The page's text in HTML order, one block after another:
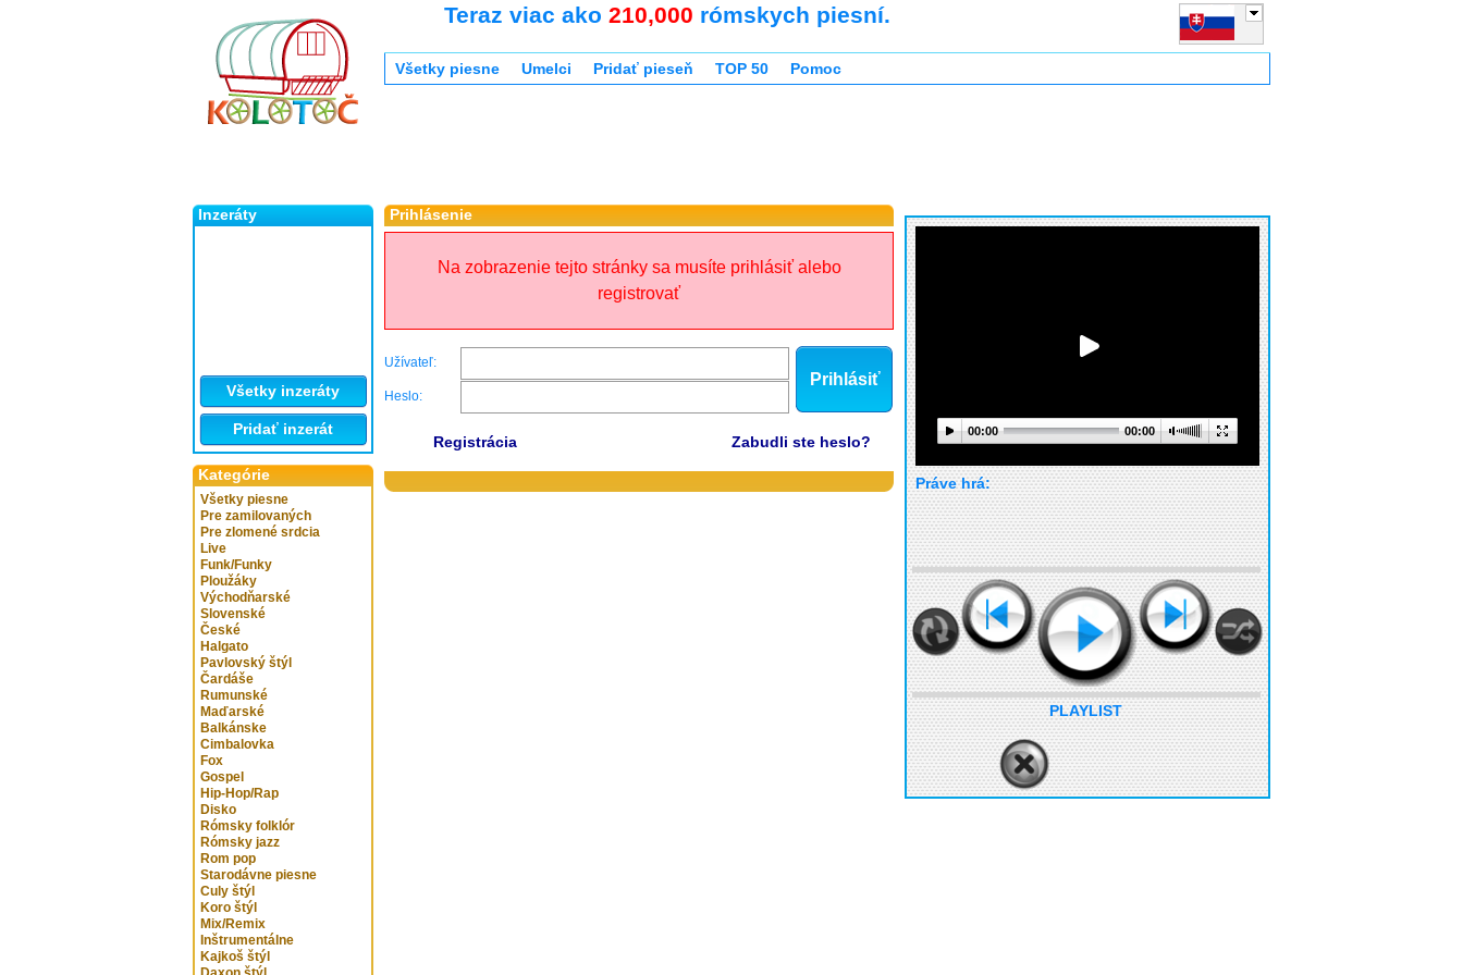
Inzeráty
Všetky inzeráty
Pridať inzerát
Kategórie
Všetky piesne
Pre zamilovaných
Pre zlomené srdcia
Live
Funk/Funky
Ploužáky
Východňarské
Slovenské
České
Halgato
Pavlovský štýl
Čardáše
Rumunské
Maďarské
Balkánske
Cimbalovka
Fox
Gospel
Hip-Hop/Rap
Disko
Rómsky folklór
Rómsky jazz
Rom pop
Starodávne piesne
Culy štýl
Koro štýl
Mix/Remix
Inštrumentálne
Kajkoš štýl
Teraz viac ako 210,000 rómskych piesní.
Všetky piesne Umelci Pridať pieseň TOP 50 Pomoc
Prihlásenie
Na zobrazenie tejto stránky sa musíte prihlásiť alebo
registrovať
Užívateľ:
Heslo:
Prihlásiť
Registrácia Zabudli ste heslo?
00:00 00:00
Práve hrá:
PLAYLIST